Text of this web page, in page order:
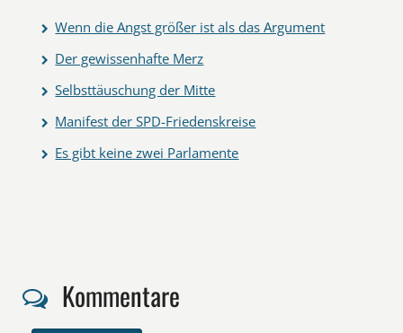
Wenn die Angst größer ist als das Argument
Der gewissenhafte Merz
Selbsttäuschung der Mitte
Manifest der SPD-Friedenskreise
Es gibt keine zwei Parlamente
Kommentare